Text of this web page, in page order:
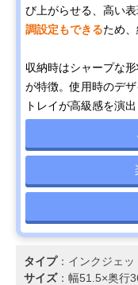
び上がらせる、高い表
調設定もできるため
収納時はシャープな
が特徴。使用時のデ
トレイが高級感を演出
タイプ：インクジェッ
サイズ：幅51.5×奥行